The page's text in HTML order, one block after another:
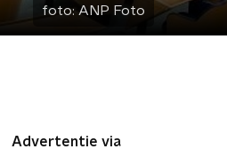
foto: ANP Foto
Advertentie via